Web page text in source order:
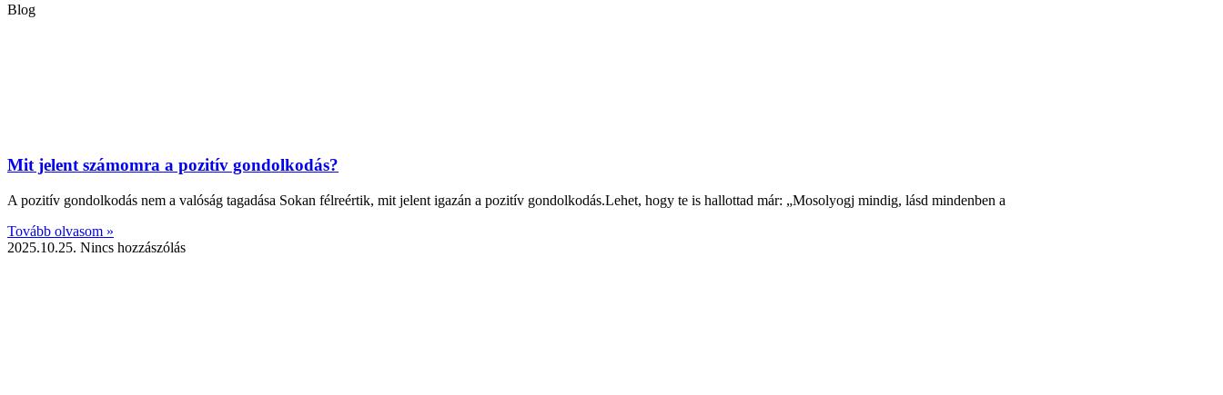
Blog
Mit jelent számomra a pozitív gondolkodás?
A pozitív gondolkodás nem a valóság tagadása Sokan félreértik, mit jelent igazán a pozitív gondolkodás.Lehet, hogy te is hallottad már: „Mosolyogj mindig, lásd mindenben a
Tovább olvasom »
2025.10.25. Nincs hozzászólás